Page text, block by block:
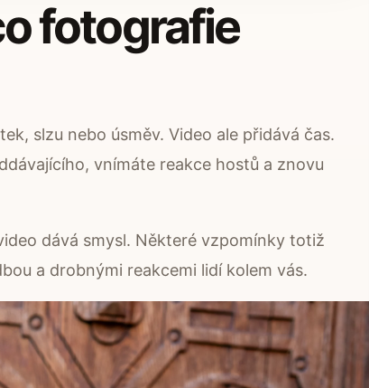
fotografie
slzu nebo úsměv. Video ale přidává čas.
vnímáte reakce hostů a znovu
dává smysl. Některé vzpomínky totiž
a drobnými reakcemi lidí kolem vás.